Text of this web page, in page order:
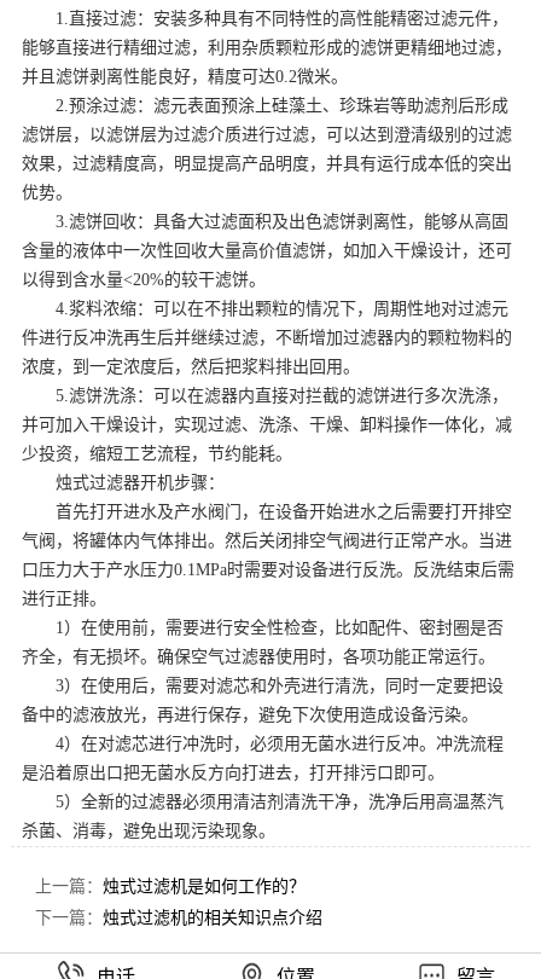
1.直接过滤：安装多种具有不同特性的高性能精密过滤元件，
能够直接进行精细过滤，利用杂质颗粒形成的滤饼更精细地过滤，
并且滤饼剥离性能良好，精度可达0.2微米。
2.预涂过滤：滤元表面预涂上硅藻土、珍珠岩等助滤剂后形成
滤饼层，以滤饼层为过滤介质进行过滤，可以达到澄清级别的过滤
效果，过滤精度高，明显提高产品明度，并具有运行成本低的突出
优势。
3.滤饼回收：具备大过滤面积及出色滤饼剥离性，能够从高固
含量的液体中一次性回收大量高价值滤饼，如加入干燥设计，还可
以得到含水量<20%的较干滤饼。
4.浆料浓缩：可以在不排出颗粒的情况下，周期性地对过滤元
件进行反冲洗再生后并继续过滤，不断增加过滤器内的颗粒物料的
浓度，到一定浓度后，然后把浆料排出回用。
5.滤饼洗涤：可以在滤器内直接对拦截的滤饼进行多次洗涤，
并可加入干燥设计，实现过滤、洗涤、干燥、卸料操作一体化，减
少投资，缩短工艺流程，节约能耗。
烛式过滤器开机步骤：
首先打开进水及产水阀门，在设备开始进水之后需要打开排空
气阀，将罐体内气体排出。然后关闭排空气阀进行正常产水。当进
口压力大于产水压力0.1MPa时需要对设备进行反洗。反洗结束后需
进行正排。
1）在使用前，需要进行安全性检查，比如配件、密封圈是否
齐全，有无损坏。确保空气过滤器使用时，各项功能正常运行。
3）在使用后，需要对滤芯和外壳进行清洗，同时一定要把设
备中的滤液放光，再进行保存，避免下次使用造成设备污染。
4）在对滤芯进行冲洗时，必须用无菌水进行反冲。冲洗流程
是沿着原出口把无菌水反方向打进去，打开排污口即可。
5）全新的过滤器必须用清洁剂清洗干净，洗净后用高温蒸汽
杀菌、消毒，避免出现污染现象。
上一篇： 烛式过滤机是如何工作的？
下一篇： 烛式过滤机的相关知识点介绍